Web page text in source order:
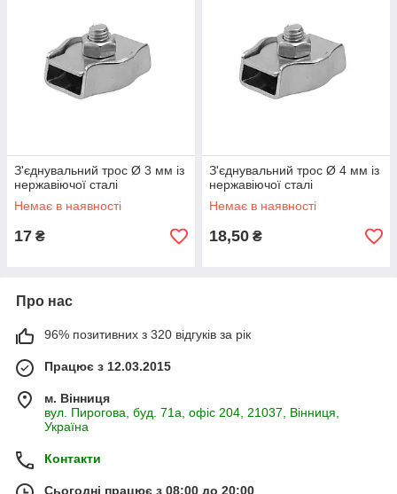
З'єднувальний трос Ø 3 мм із
нержавіючої сталі
Немає в наявності
17 ₴
З'єднувальний трос Ø 4 мм із
нержавіючої сталі
Немає в наявності
18,50 ₴
Про нас
96% позитивних з 320 відгуків за рік
Працює з 12.03.2015
м. Вінниця
вул. Пирогова, буд. 71а, офіс 204, 21037, Вінниця,
Україна
Контакти
Сьогодні працює з 08:00 до 20:00